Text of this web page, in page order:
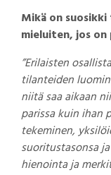
Mikä on
mieluiten, jos
”Erilaisten
tilanteiden
niitä saa aikaan
parissa kuin ihan
tekeminen,
suoritustasonsa
hienointa ja